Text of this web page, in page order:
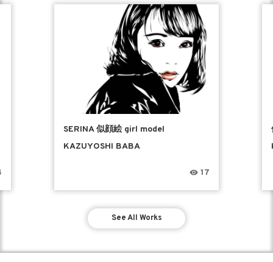
SERINA 似顔絵 girl model
KAZUYOSHI BABA
17
See All Works